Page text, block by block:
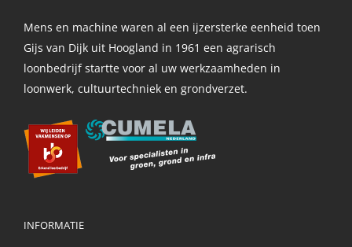
Mens en machine waren al een ijzersterke eenheid toen
Gijs van Dijk uit Hoogland in 1961 een agrarisch
loonbedrijf startte voor al uw werkzaamheden in
loonwerk, cultuurtechniek en grondverzet.
INFORMATIE